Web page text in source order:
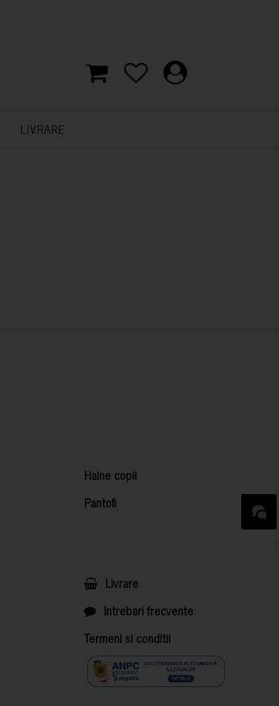
LIVRARE
Haine copii
Pantofi
Livrare
Intrebari frecvente
Termeni si conditii